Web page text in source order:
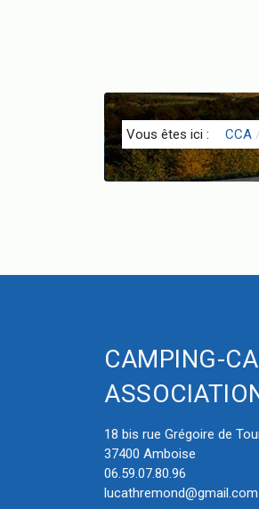
Vous êtes ici : CCA
CAMPING-
18 bis rue Grégoire de
37400 Amboise
06.59.07.80.96
lucathremond@gmail.com